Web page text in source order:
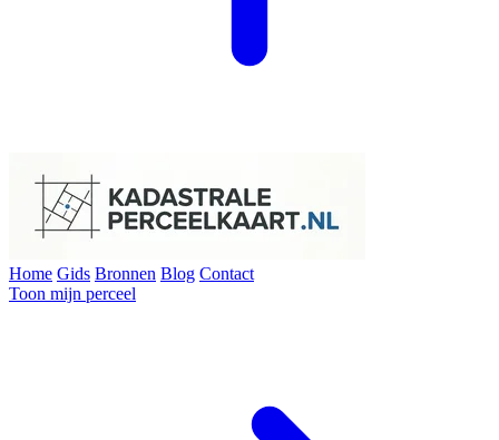
Home Gids Bronnen Blog Contact
Toon mijn perceel